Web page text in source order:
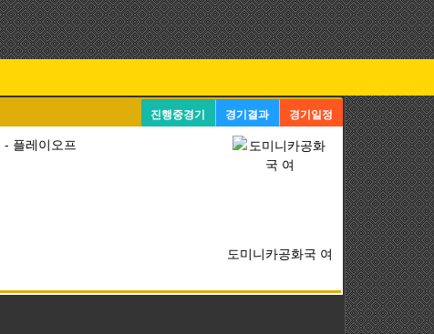
진행중경기 경기결과 경기일정
플레이오프
도미니카공화국 여